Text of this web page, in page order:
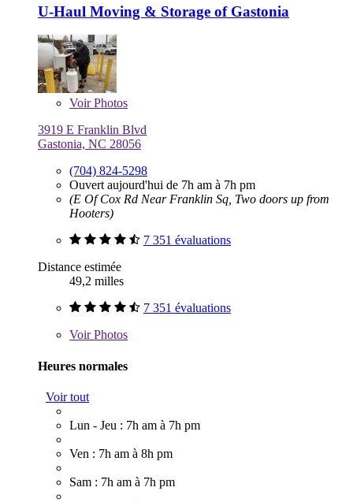
U-Haul Moving & Storage of Gastonia
VoirPhotos
3919 E Franklin Blvd
Gastonia, NC 28056
(704) 824-5298
Ouvert aujourd'hui de 7h am à 7h pm
(E Of Cox Rd Near Franklin Sq, Two doors up from
Hooters)
7 351 évaluations
Distance estimée
49,2 milles
7 351 évaluations
VoirPhotos
Heures normales
Voir tout
Lun - Jeu : 7h am à 7h pm
Ven : 7h am à 8h pm
Sam : 7h am à 7h pm